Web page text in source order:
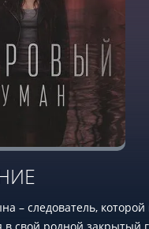
– следователь,